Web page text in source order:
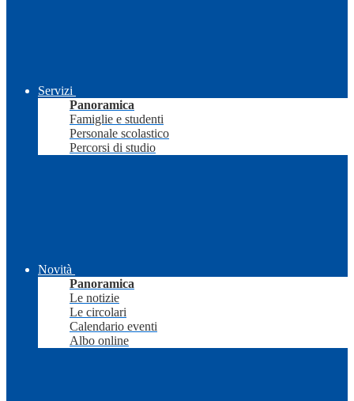
Servizi
Panoramica
Famiglie e studenti
Personale scolastico
Percorsi di studio
Novità
Panoramica
Le notizie
Le circolari
Calendario eventi
Albo online